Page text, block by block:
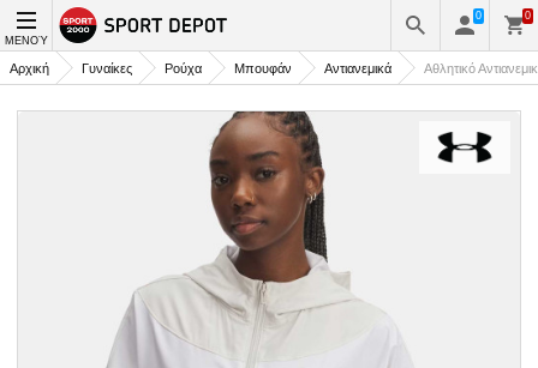
ΜΕΝΟΎ
0 0
Αρχική Γυναίκες Ρούχα Μπουφάν Αντιανεμικά Αθλητικό